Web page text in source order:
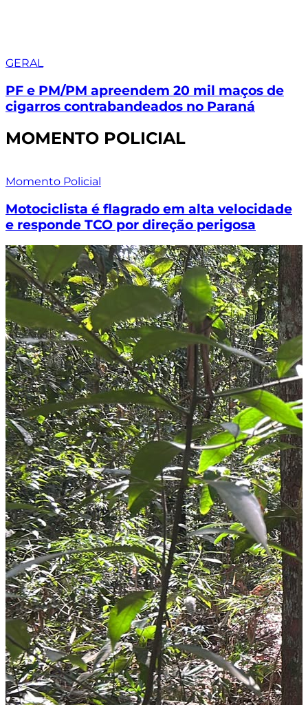
GERAL
PF e PM/PM apreendem 20 mil maços de
cigarros contrabandeados no Paraná
MOMENTO POLICIAL
Momento Policial
Motociclista é flagrado em alta velocidade
e responde TCO por direção perigosa